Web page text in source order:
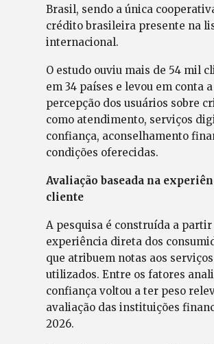
Brasil, sendo a única
crédito brasileira presente na
internacional.
O estudo ouviu mais de 54 mil
em 34 países e levou em conta a
percepção dos usuários sobre
como atendimento, serviços
confiança, aconselhamento
condições oferecidas.
Avaliação baseada na
cliente
A pesquisa é construída a partir
experiência direta dos
que atribuem notas aos serviços
utilizados. Entre os fatores
confiança voltou a ter peso
avaliação das instituições
2026.